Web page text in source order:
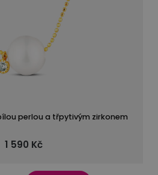
perlou a třpytivým zirkonem
1 590 Kč